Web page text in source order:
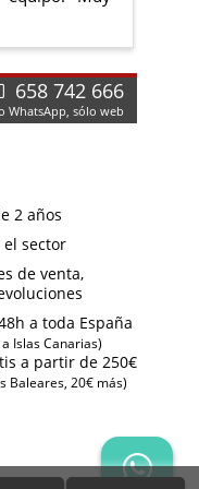
658 742 666
WhatsApp, sólo web
2 años
el sector
de venta,
a toda España
Islas Canarias)
a partir de 250€
Baleares, 20€ más)